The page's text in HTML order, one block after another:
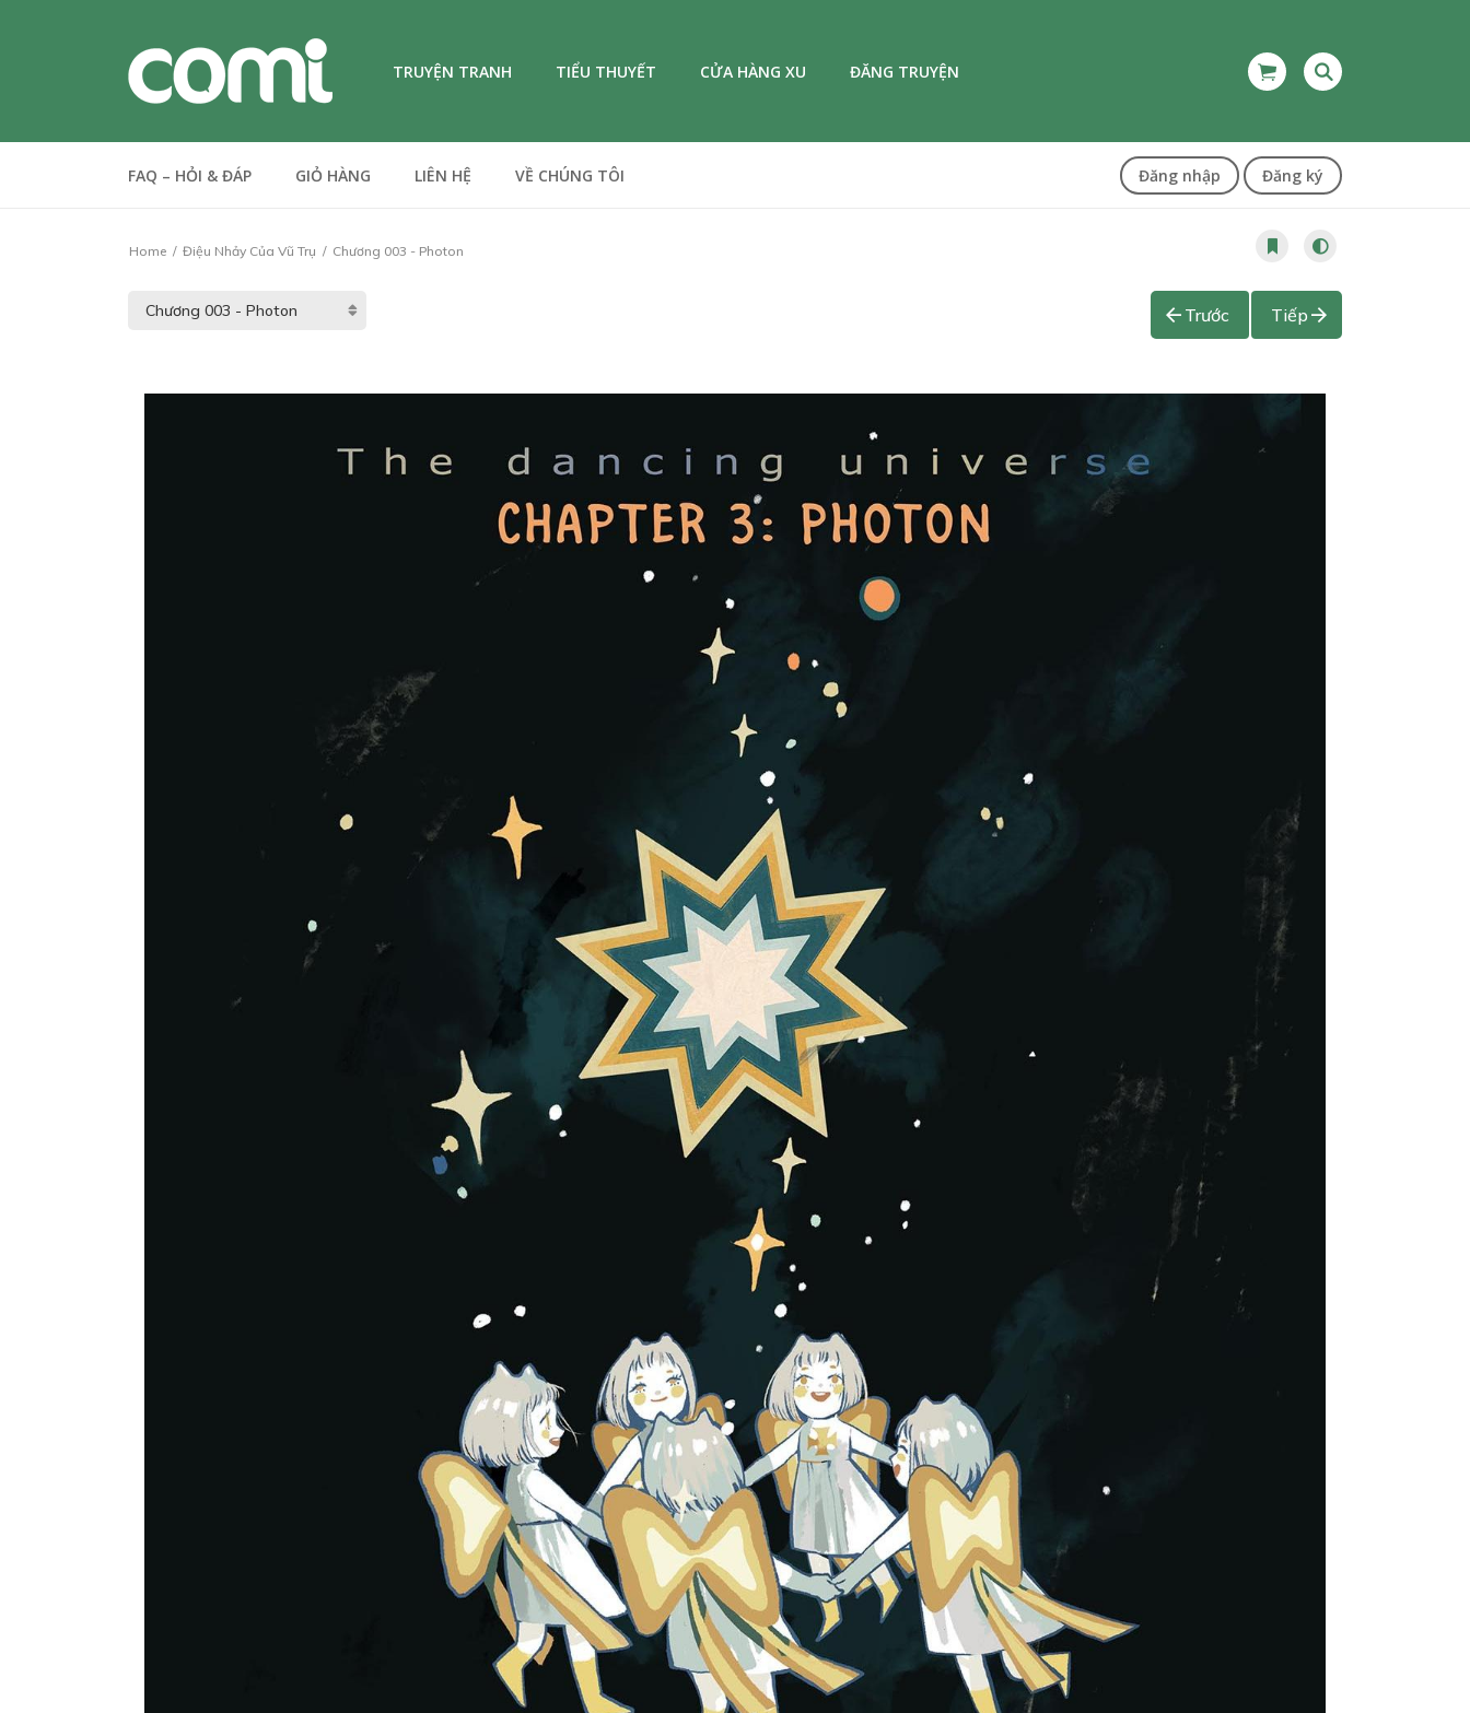
TRUYỆN TRANH TIỂU THUYẾT CỬA HÀNG XU ĐĂNG TRUYỆN
FAQ – HỎI & ĐÁP GIỎ HÀNG LIÊN HỆ VỀ CHÚNG TÔI Đăng nhập Đăng ký
Home Điệu Nhảy Của Vũ Trụ Chương 003 - Photon
Trước Tiếp